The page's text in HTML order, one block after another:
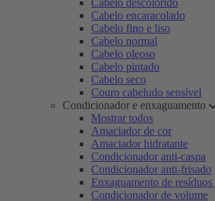
Cabelo descolorido
Cabelo encaracolado
Cabelo fino e liso
Cabelo normal
Cabelo oleoso
Cabelo pintado
Cabelo seco
Couro cabeludo sensível
Condicionador e enxaguamento
Mostrar todos
Amaciador de cor
Amaciador hidratante
Condicionador anti-caspa
Condicionador anti-frisado
Enxaguamento de resíduos
Condicionador de volume